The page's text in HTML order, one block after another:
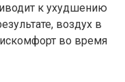
к ухудшению
воздух в
во время